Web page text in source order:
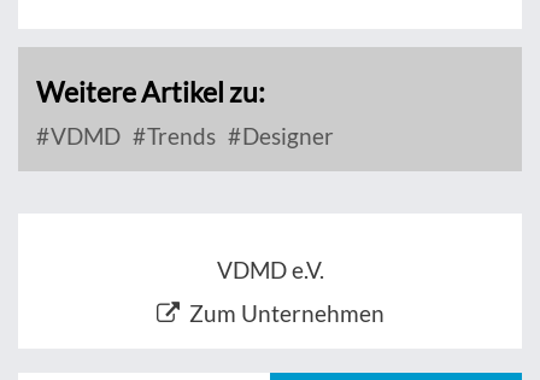
Weitere Artikel zu:
VDMD Trends Designer
VDMD e.V.
Zum Unternehmen